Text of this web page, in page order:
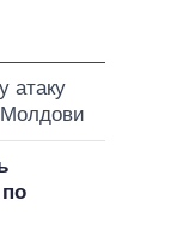
атаку